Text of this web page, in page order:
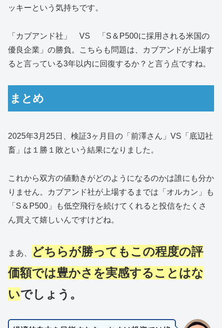
ッキーという気持ちです。
「カブアンド社」 VS 「S＆P500に採用される米国の
優良企業」の勝負。こちらも問題は、カブアンドが上場す
ると言っている3年以内に回復するか？と言う点ですね。
まとめ
2025年3月25日、検証3ヶ月目の「前澤さん」VS「底辺社
畜」は１勝１敗という結果になりました。
これから双方の値動きがどのようになるのかは誰にも分か
りません。カブアンド社が上場するまでは「オルカン」も
「S＆P500」も低空飛行を続けてくれると投信をたくさ
ん買えて嬉しいんですけどね。
まあ、
どちらが勝ってもこの程度の評
価額では豊かさを実感することはな
いでしょう。